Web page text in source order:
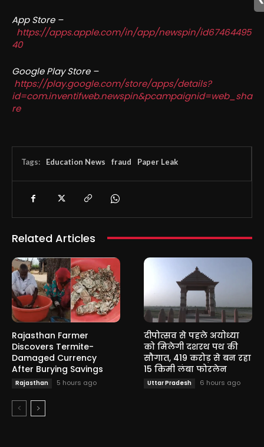
App Store –
https://apps.apple.com/in/app/newspin/id67464495
40
Google Play Store –
https://play.google.com/store/apps/details?
id=com.inventifweb.newspin&pcampaignid=web_sha
re
Tags: Education News fraud Paper Leak
Related Articles
Rajasthan Farmer
Discovers Termite-
Damaged Currency
After Burying Savings
Rajasthan 5 hours ago
दीपोत्सव से पहले अयोध्या
को मिलेगी दशरथ पथ की
सौगात, 419 करोड़ से बन रहा
15 किमी लंबा फोरलेन
Uttar Pradesh 6 hours ago